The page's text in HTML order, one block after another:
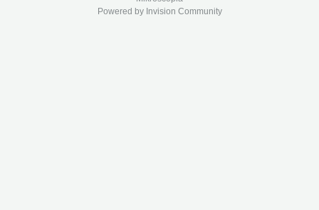
Powered by Invision Community